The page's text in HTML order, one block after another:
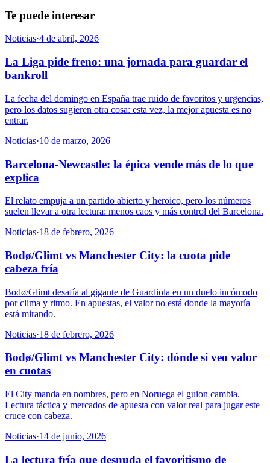
Te puede interesar
Noticias·4 de abril, 2026
La Liga pide freno: una jornada para guardar el
bankroll
La fecha del domingo en España trae ruido de favoritos y urgencias,
pero los datos sugieren otra cosa: esta vez, la mejor apuesta es no
entrar.
Noticias·10 de marzo, 2026
Barcelona-Newcastle: la épica vende más de lo que
explica
El relato empuja a un partido abierto y heroico, pero los números
suelen llevar a otra lectura: menos caos y más control del Barcelona.
Noticias·18 de febrero, 2026
Bodø/Glimt vs Manchester City: la cuota pide
cabeza fría
Bodø/Glimt desafía al gigante de Guardiola en un duelo incómodo
por clima y ritmo. En apuestas, el valor no está donde la mayoría
está mirando.
Noticias·18 de febrero, 2026
Bodø/Glimt vs Manchester City: dónde sí veo valor
en cuotas
El City manda en nombres, pero en Noruega el guion cambia.
Lectura táctica y mercados de apuesta con valor real para jugar este
cruce con cabeza.
Noticias·14 de junio, 2026
La lectura fría que desnuda el favoritismo de